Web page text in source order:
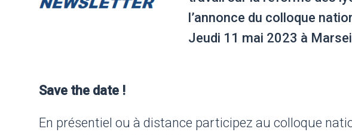
l’annonce du colloque
Jeudi 11 mai 2023 à
Save the date !
En présentiel ou à distance participez au colloque